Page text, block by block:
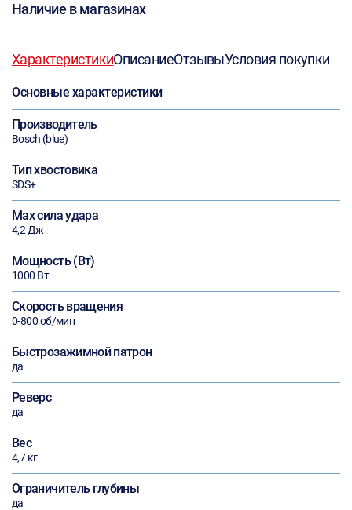
Наличие в магазинах
ХарактеристикиОписаниеОтзывыУсловия покупки
Основные характеристики
Производитель
Bosch (blue)
Тип хвостовика
SDS+
Max сила удара
4,2 Дж
Мощность (Вт)
1000 Вт
Скорость вращения
0-800 об/мин
Быстрозажимной патрон
да
Реверс
да
Вес
4,7 кг
Ограничитель глубины
да